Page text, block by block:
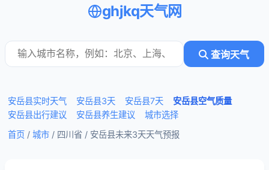
ghjkq天气网
查询天气
安岳县实时天气 安岳县3天 安岳县7天
安岳县空气质量
安岳县出行建议
安岳县养生建议
城市选择
首页 / 城市 / 四川省 / 安岳县未来3天天气预报